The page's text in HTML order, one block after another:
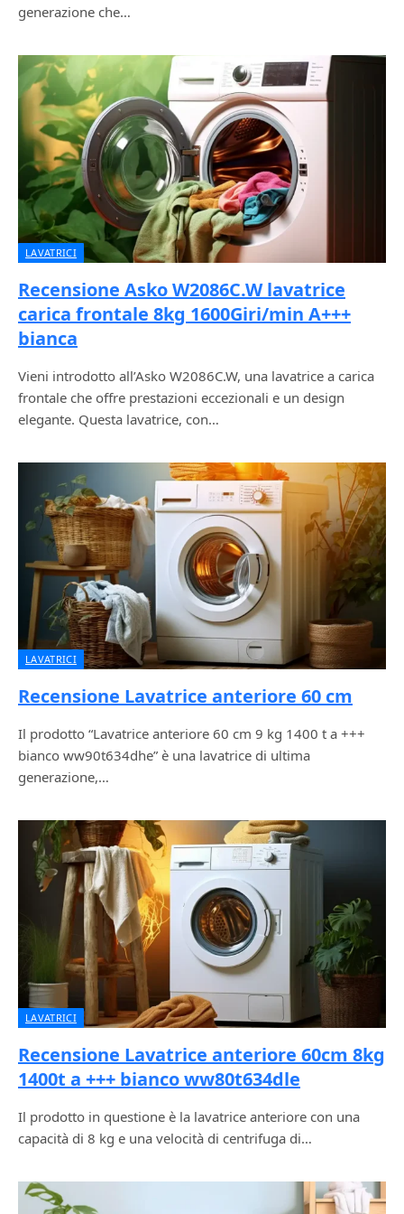
generazione che…
LAVATRICI
Recensione Asko W2086C.W lavatrice
carica frontale 8kg 1600Giri/min A+++
bianca
Vieni introdotto all’Asko W2086C.W, una lavatrice a carica
frontale che offre prestazioni eccezionali e un design
elegante. Questa lavatrice, con…
LAVATRICI
Recensione Lavatrice anteriore 60 cm
Il prodotto “Lavatrice anteriore 60 cm 9 kg 1400 t a +++
bianco ww90t634dhe” è una lavatrice di ultima
generazione,…
LAVATRICI
Recensione Lavatrice anteriore 60cm 8kg
1400t a +++ bianco ww80t634dle
Il prodotto in questione è la lavatrice anteriore con una
capacità di 8 kg e una velocità di centrifuga di…